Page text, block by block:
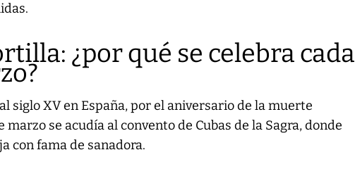
¿por qué se celebra cada
siglo XV en España, por el aniversario de la muerte
marzo se acudía al convento de Cubas de la Sagra, donde
con fama de sanadora.